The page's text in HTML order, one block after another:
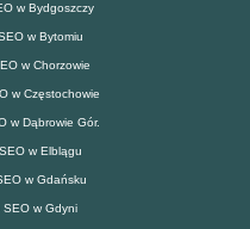
w Bydgoszczy
w Bytomiu
w Chorzowie
w Częstochowie
w Dąbrowie Gór.
w Elblągu
w Gdańsku
w Gdyni